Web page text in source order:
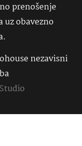
prenošenje
uz obavezno
nezavisni